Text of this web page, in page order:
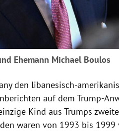
Ehemann Michael Boulos
den libanesisch-
auf dem Trump-
Kind aus Trumps
waren von 1993 bis 1999